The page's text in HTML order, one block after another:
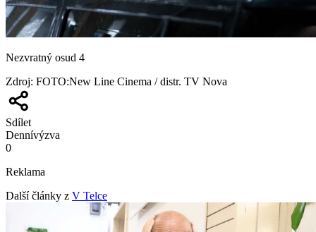
Nezvratný osud 4
Zdroj: FOTO:New Line Cinema / distr. TV Nova
Sdílet
Dennívýzva
0
Reklama
Další články z V Telce